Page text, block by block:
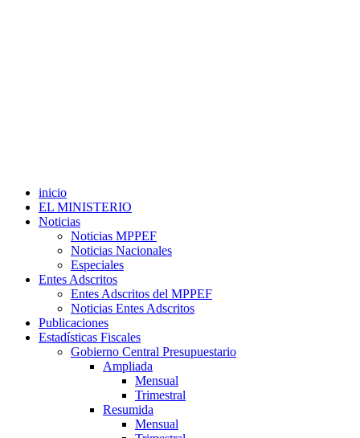
inicio
EL MINISTERIO
Noticias
Noticias MPPEF
Noticias Nacionales
Especiales
Entes Adscritos
Entes Adscritos del MPPEF
Noticias Entes Adscritos
Publicaciones
Estadísticas Fiscales
Gobierno Central Presupuestario
Ampliada
Mensual
Trimestral
Resumida
Mensual